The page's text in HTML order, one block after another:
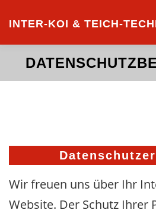
springen
INTER-KOI & TEICH-
STARTSEITE LEISTUNGEN
Wir freuen uns über Ihr
Website. Der Schutz Ihrer